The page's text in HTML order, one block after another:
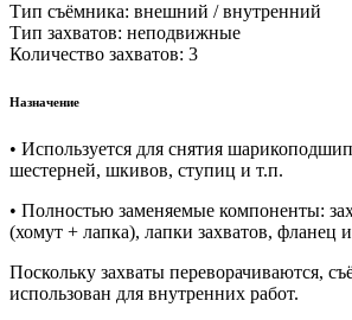
Тип съёмника: внешний / внутренний
Тип захватов: неподвижные
Количество захватов: 3
Назначение
• Используется для снятия
шестерней, шкивов, ступиц и т.п.
• Полностью заменяемые компоненты:
(хомут + лапка), лапки захватов, фланец
Поскольку захваты переворачиваются,
использован для внутренних работ.